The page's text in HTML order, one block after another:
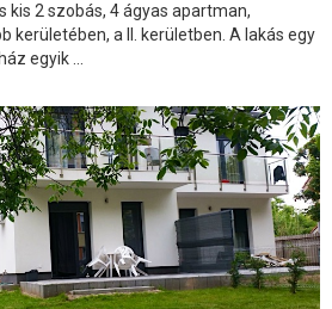
2 szobás, 4 ágyas apartman,
kerületében, a II. kerületben. A lakás egy
egyik ...